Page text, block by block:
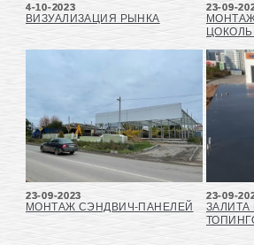
4-10-2023
ВИЗУАЛИЗАЦИЯ РЫНКА
23-09-
23-09-2023
МОНТАЖ СЭНДВИЧ-ПАНЕЛЕЙ
23-09-
ЗАЛИТА